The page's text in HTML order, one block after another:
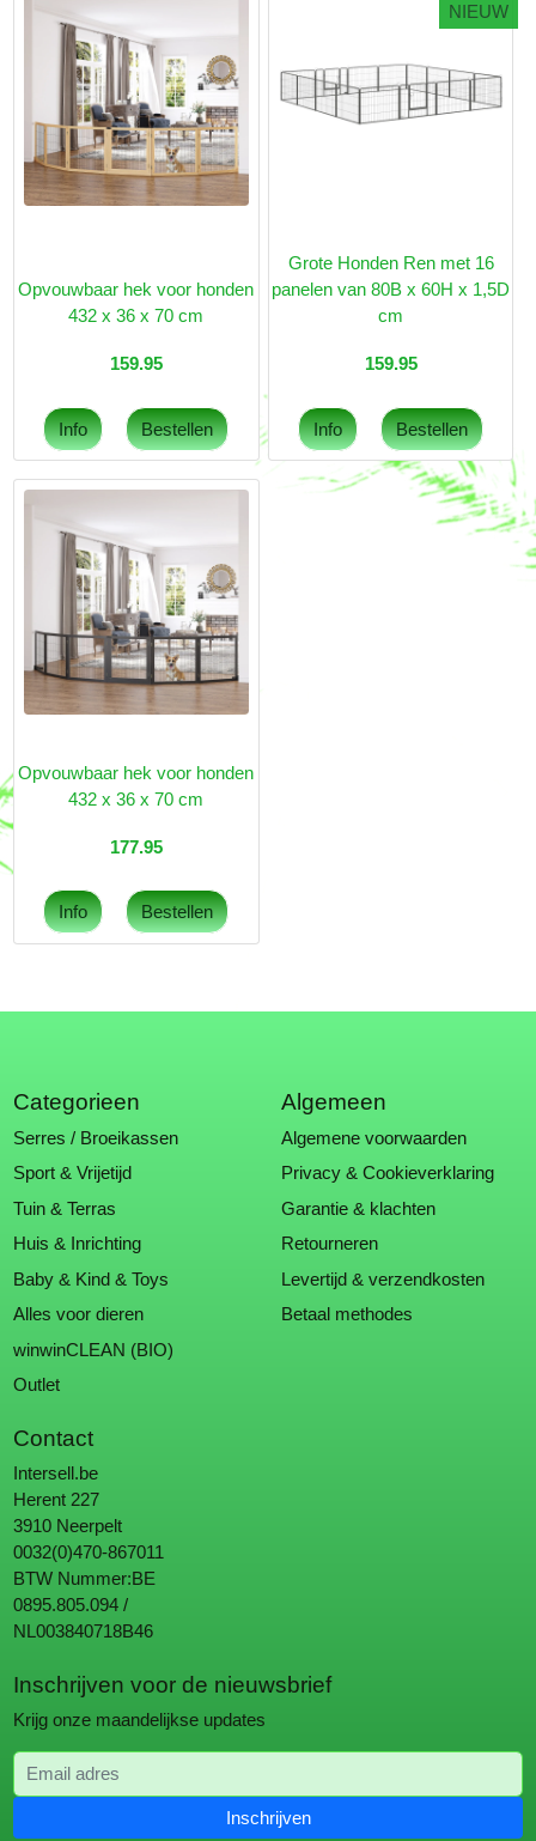
Opvouwbaar hek voor honden
432 x 36 x 70 cm
159.95
NIEUW
Grote Honden Ren met 16
panelen van 80B x 60H x 1,5D
cm
159.95
Opvouwbaar hek voor honden
432 x 36 x 70 cm
177.95
Categorieen
Serres / Broeikassen
Sport & Vrijetijd
Tuin & Terras
Huis & Inrichting
Baby & Kind & Toys
Alles voor dieren
winwinCLEAN (BIO)
Outlet
Algemeen
Algemene voorwaarden
Privacy & Cookieverklaring
Garantie & klachten
Retourneren
Levertijd & verzendkosten
Betaal methodes
Contact
Intersell.be
Herent 227
3910 Neerpelt
0032(0)470-867011
BTW Nummer:BE
0895.805.094 /
NL003840718B46
Inschrijven voor de nieuwsbrief
Krijg onze maandelijkse updates
Email adres
Inschrijven